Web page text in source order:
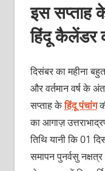
इस सप्ताह
हिंदू कैलेंडर
दिसंबर का महीना
और वर्तमान वर्ष के
सप्ताह केहिंदू पंचांग
का आगाज़
तिथि यानी कि 01
समापन पुनर्वसु